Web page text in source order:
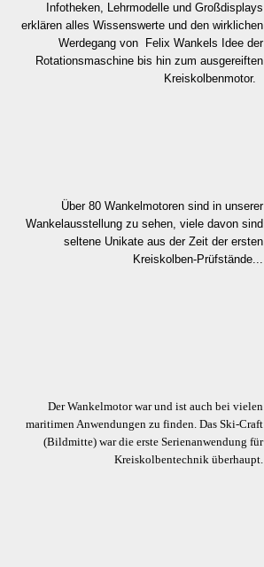
Infotheken, Lehrmodelle und Großdisplays
erklären alles Wissenswerte und den wirklichen
Werdegang von Felix Wankels Idee der
Rotationsmaschine bis hin zum ausgereiften
Kreis kolbenmotor.
Über 80 Wankelmotoren sind in unserer
Wankelausstellung zu sehen, viele davon sind
seltene Unikate aus der Zeit der ersten
Kreiskolben-Prüfstände...
Der Wankelmotor war und ist auch bei vielen
maritimen Anwendungen zu finden. Das Ski-Craft
(Bildmitte) war die erste Serienanwendung für
Kreiskolbentechnik überhaupt.